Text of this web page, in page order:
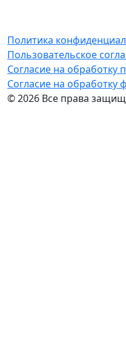
Политика
Пользовательское
Согласие на обработку
Cогласие на обработку
© 2026 Все права